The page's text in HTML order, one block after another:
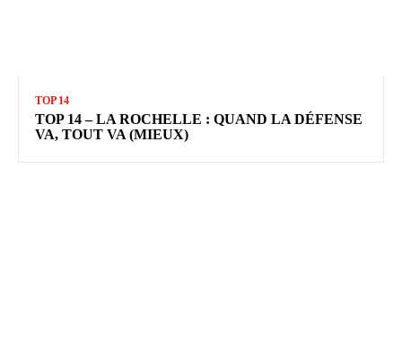
TOP 14
TOP 14 – LA ROCHELLE : QUAND LA DÉFENSE
VA, TOUT VA (MIEUX)